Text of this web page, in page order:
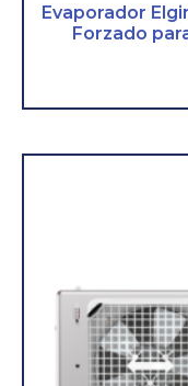
Evaporador
Forzado